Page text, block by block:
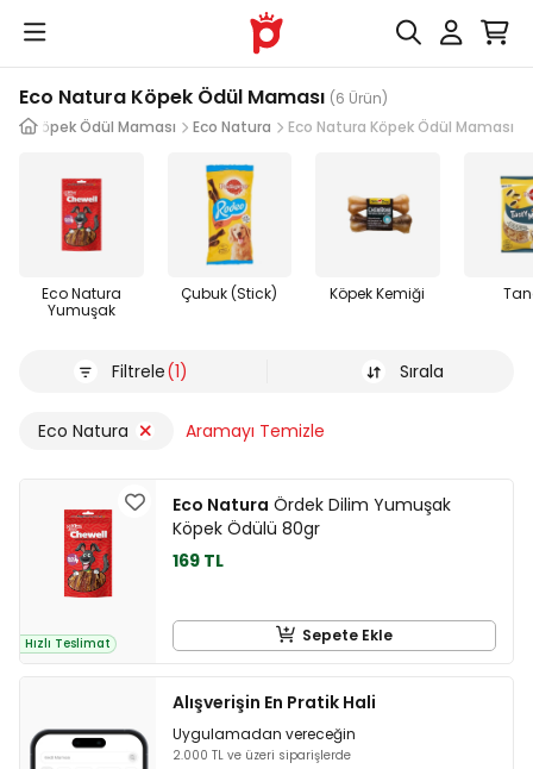
Eco Natura Köpek Ödül Maması (6 Ürün)
Köpek Ödül Maması Eco Natura Eco Natura Köpek Ödül Maması
Eco Natura
Yumuşak
Çubuk (Stick) Köpek Kemiği
Filtrele(1) Sırala
Eco Natura Aramayı Temizle
Hızlı Teslimat
Eco Natura Ördek Dilim Yumuşak
Köpek Ödülü 80gr
169 TL
Sepete Ekle
Alışverişin En Pratik Hali
Uygulamadan vereceğin
2.000 TL ve üzeri siparişlerde